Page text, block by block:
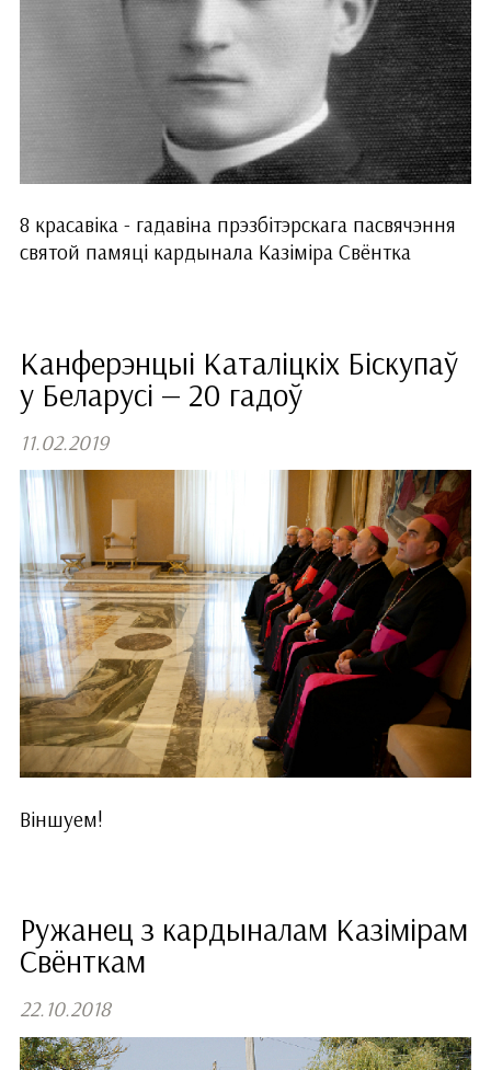
8 красавіка - гадавіна прэзбітэрскага пасвячэння
святой памяці кардынала Казіміра Свёнтка
Канферэнцыі Каталіцкіх Біскупаў
у Беларусі — 20 гадоў
11.02.2019
Віншуем!
Ружанец з кардыналам Казімірам
Свёнткам
22.10.2018